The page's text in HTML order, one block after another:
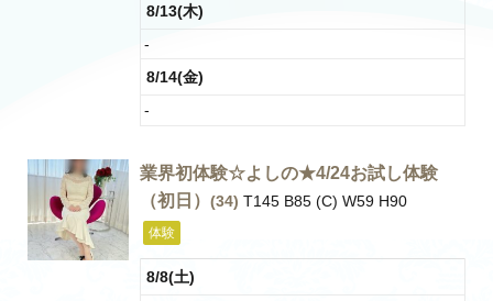
8/13(木)
-
8/14(金)
-
業界初体験☆よしの★4/24お試し体験
（初日） (34) T145 B85 (C) W59 H90
体験
8/8(土)